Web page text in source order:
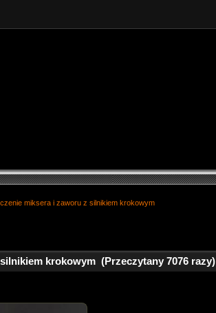
miksera i zaworu z silnikiem krokowym
krokowym (Przeczytany 7076 razy)